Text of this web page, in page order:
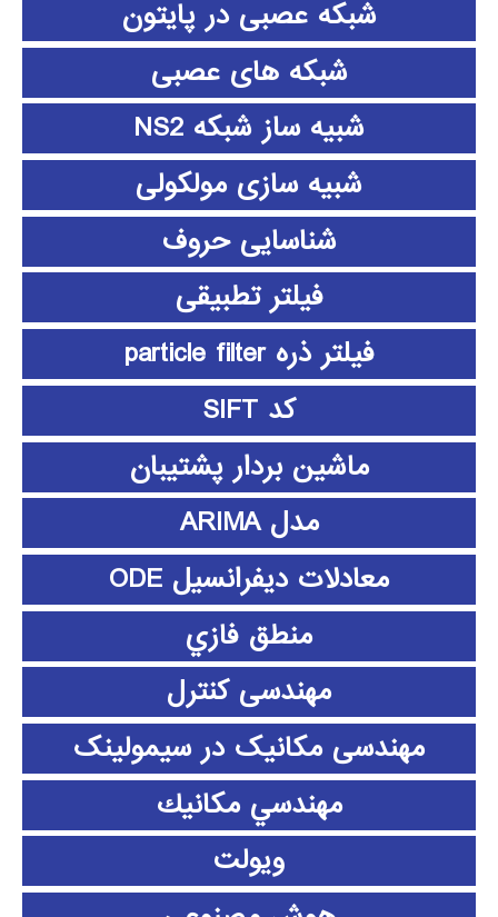
شبکه عصبی در پایتون
شبکه های عصبی
شبیه ساز شبکه NS2
شبیه سازی مولکولی
شناسایی حروف
فیلتر تطبیقی
فیلتر ذره particle filter
کد SIFT
ماشین بردار پشتیبان
مدل ARIMA
معادلات دیفرانسیل ODE
منطق فازي
مهندسی کنترل
مهندسی مکانیک در سیمولینک
مهندسي مكانيك
ویولت